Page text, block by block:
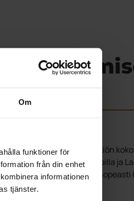
Om
funktioner för
från din enhet
informationen
tjänster.
Sopimuksen myötä yhtiön
varastolle. Virroilla ja
vahvan liitto vastaa nopeasti